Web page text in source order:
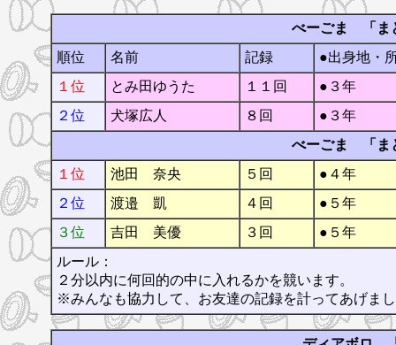
べーごま 「ま
順位
名前 記録
●出身地・
１位
とみ田ゆうた １１回
●３年
２位
犬塚広人 ８回
●３年
べーごま 「ま
１位
池田 奈央 ５回
●４年
２位
渡邉 凱 ４回
●５年
３位
吉田 美優 ３回
●５年
ルール：
２分以内に何回的の中に入れるかを競います。
※みんなも協力して、お友達の記録を計ってあげま